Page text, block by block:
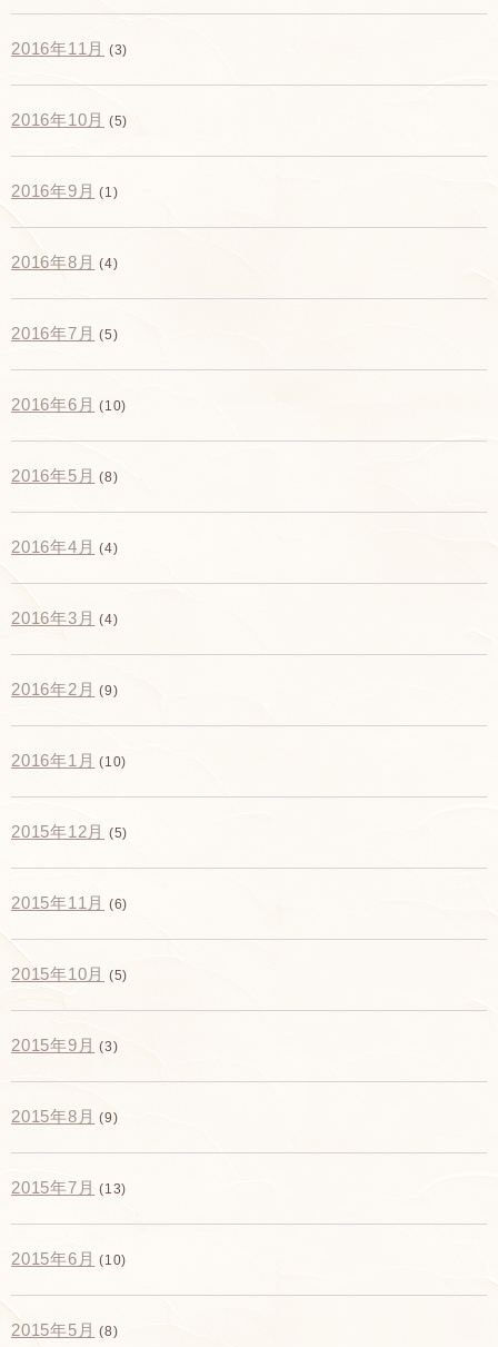
2016年11月 (3)
2016年10月 (5)
2016年9月 (1)
2016年8月 (4)
2016年7月 (5)
2016年6月 (10)
2016年5月 (8)
2016年4月 (4)
2016年3月 (4)
2016年2月 (9)
2016年1月 (10)
2015年12月 (5)
2015年11月 (6)
2015年10月 (5)
2015年9月 (3)
2015年8月 (9)
2015年7月 (13)
2015年6月 (10)
2015年5月 (8)